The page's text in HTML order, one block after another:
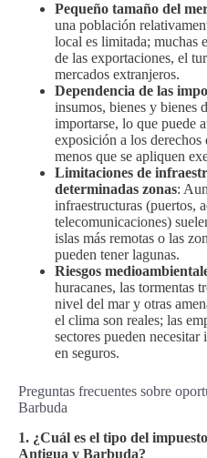
Pequeño tamaño del
una población
local es limitada; muchas
de las exportaciones, el
mercados extranjeros.
Dependencia de las
insumos, bienes y bienes
importarse, lo que puede
exposición a los derechos
menos que se apliquen
Limitaciones de
determinadas zonas:
infraestructuras (puertos,
telecomunicaciones)
islas más remotas o las
pueden tener lagunas.
Riesgos
huracanes, las tormentas
nivel del mar y otras
el clima son reales; las
sectores pueden
en seguros.
Preguntas frecuentes sobre
Barbuda
1. ¿Cuál es el tipo del
Antigua y Barbuda?